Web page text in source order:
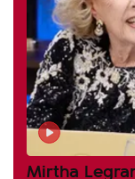
Mirtha